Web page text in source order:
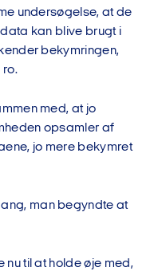
undersøgelse, at de
kan blive brugt i
bekymringen,
ro.
med, at jo
opsamler af
jo mere bekymret
man begyndte at
nu til at holde øje med,